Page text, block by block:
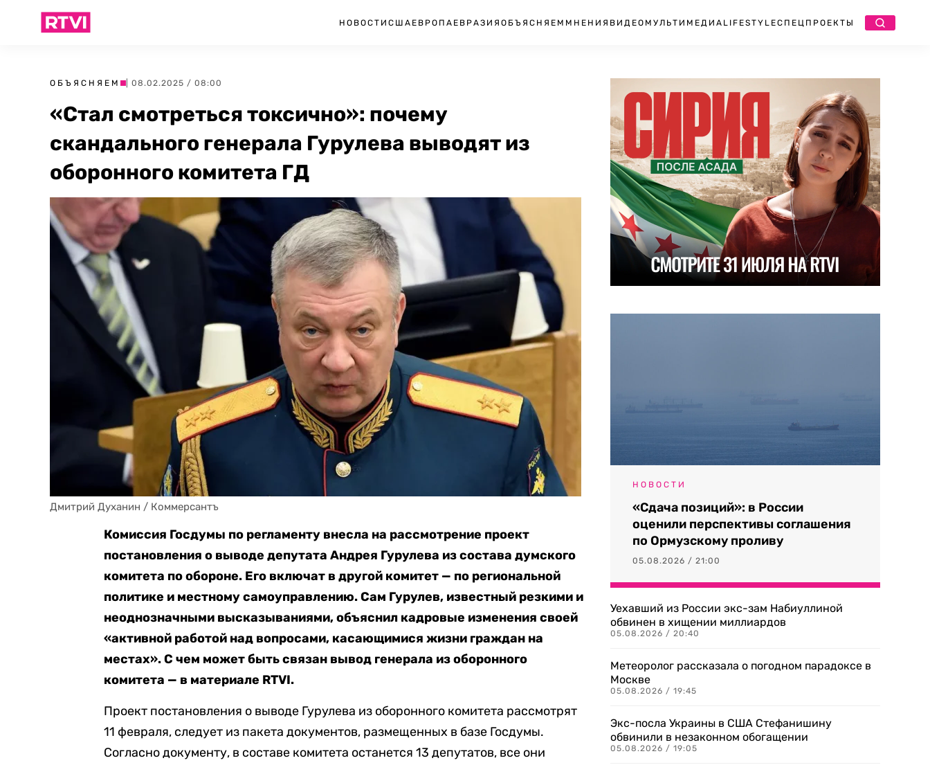
НОВОСТИ США ЕВРОПА ЕВРАЗИЯ ОБЪЯСНЯЕМ МНЕНИЯ ВИДЕО МУЛЬТИМЕДИА LIFESTYLEСПЕЦПРОЕКТЫ
ОБЪЯСНЯЕМ | 08.02.2025 / 08:00
«Стал смотреться токсично»: почему
скандального генерала Гурулева выводят из
оборонного комитета ГД
Дмитрий Духанин / Коммерсантъ
Комиссия Госдумы по регламенту внесла на рассмотрение проект
постановления о выводе депутата Андрея Гурулева из состава думского
комитета по обороне. Его включат в другой комитет — по региональной
политике и местному самоуправлению. Сам Гурулев, известный резкими и
неоднозначными высказываниями, объяснил кадровые изменения своей
«активной работой над вопросами, касающимися жизни граждан на
местах». С чем может быть связан вывод генерала из оборонного
комитета — в материале RTVI.
Проект постановления о выводе Гурулева из оборонного комитета рассмотрят
11 февраля, следует из пакета документов, размещенных в базе Госдумы.
Согласно документу, в составе комитета останется 13 депутатов, все они
НОВОСТИ
«Сдача позиций»: в России
оценили перспективы соглашения
по Ормузскому проливу
05.08.2026 / 21:00
Уехавший из России экс-зам Набиуллиной
обвинен в хищении миллиардов
05.08.2026 / 20:40
Метеоролог рассказала о погодном парадоксе в
Москве
05.08.2026 / 19:45
Экс-посла Украины в США Стефанишину
обвинили в незаконном обогащении
05.08.2026 / 19:05